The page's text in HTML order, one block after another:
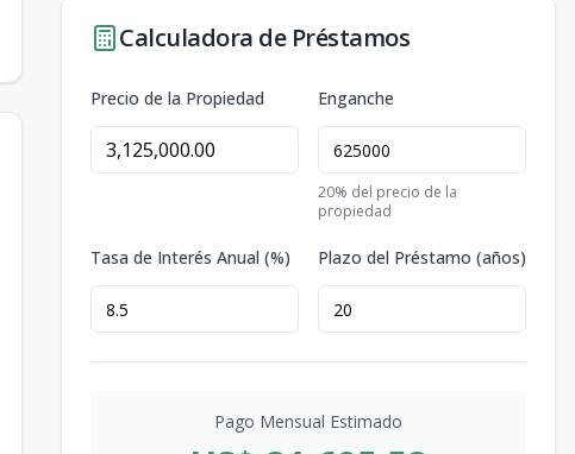
Calculadora de Préstamos
Precio de la Propiedad Enganche
20% del precio de la
propiedad
Tasa de Interés Anual (%) Plazo del Préstamo (años)
Pago Mensual Estimado